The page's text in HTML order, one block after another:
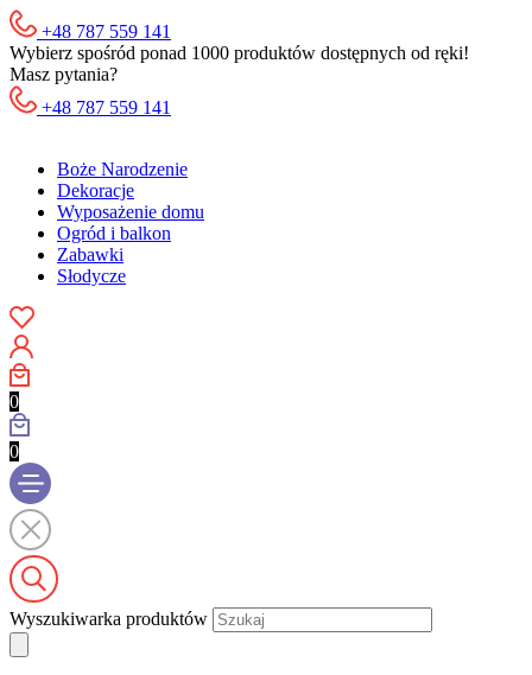
+48 787 559 141
Wybierz spośród ponad 1000 produktów dostępnych od ręki!
Masz pytania?
+48 787 559 141
Boże Narodzenie
Dekoracje
Wyposażenie domu
Ogród i balkon
Zabawki
Słodycze
0
0
Wyszukiwarka produktów